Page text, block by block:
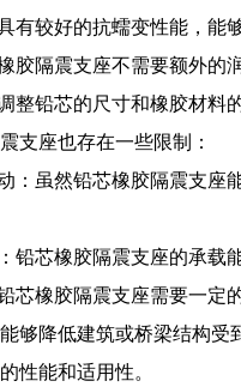
有较好的抗蠕变性能，能
胶隔震支座不需要额外的
整铅芯的尺寸和橡胶材料
支座也存在一些限制：
：虽然铅芯橡胶隔震支座
铅芯橡胶隔震支座的承载
芯橡胶隔震支座需要一定
够降低建筑或桥梁结构
性能和适用性。